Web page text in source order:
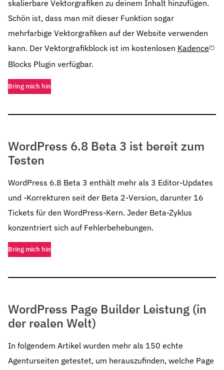
skalierbare Vektorgrafiken zu deinem Inhalt hinzufügen.
Schön ist, dass man mit dieser Funktion sogar
mehrfarbige Vektorgrafiken auf der Website verwenden
kann. Der Vektorgrafikblock ist im kostenlosen Kadence(*)
Blocks Plugin verfügbar.
Bring mich hin
WordPress 6.8 Beta 3 ist bereit zum
Testen
WordPress 6.8 Beta 3 enthält mehr als 3 Editor-Updates
und -Korrekturen seit der Beta 2-Version, darunter 16
Tickets für den WordPress-Kern. Jeder Beta-Zyklus
konzentriert sich auf Fehlerbehebungen.
Bring mich hin
WordPress Page Builder Leistung (in
der realen Welt)
In folgendem Artikel wurden mehr als 150 echte
Agenturseiten getestet, um herauszufinden, welche Page